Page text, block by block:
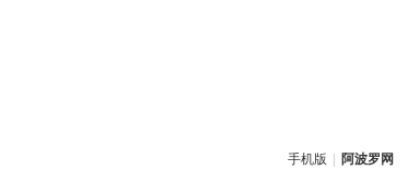
手机版 阿波罗网